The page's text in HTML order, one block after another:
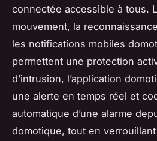
connectée accessible à tous.
mouvement, la
les notifications mobiles
permettent une protection
d’intrusion, l’application
une alerte en temps réel et
automatique d’une alarme
domotique, tout en